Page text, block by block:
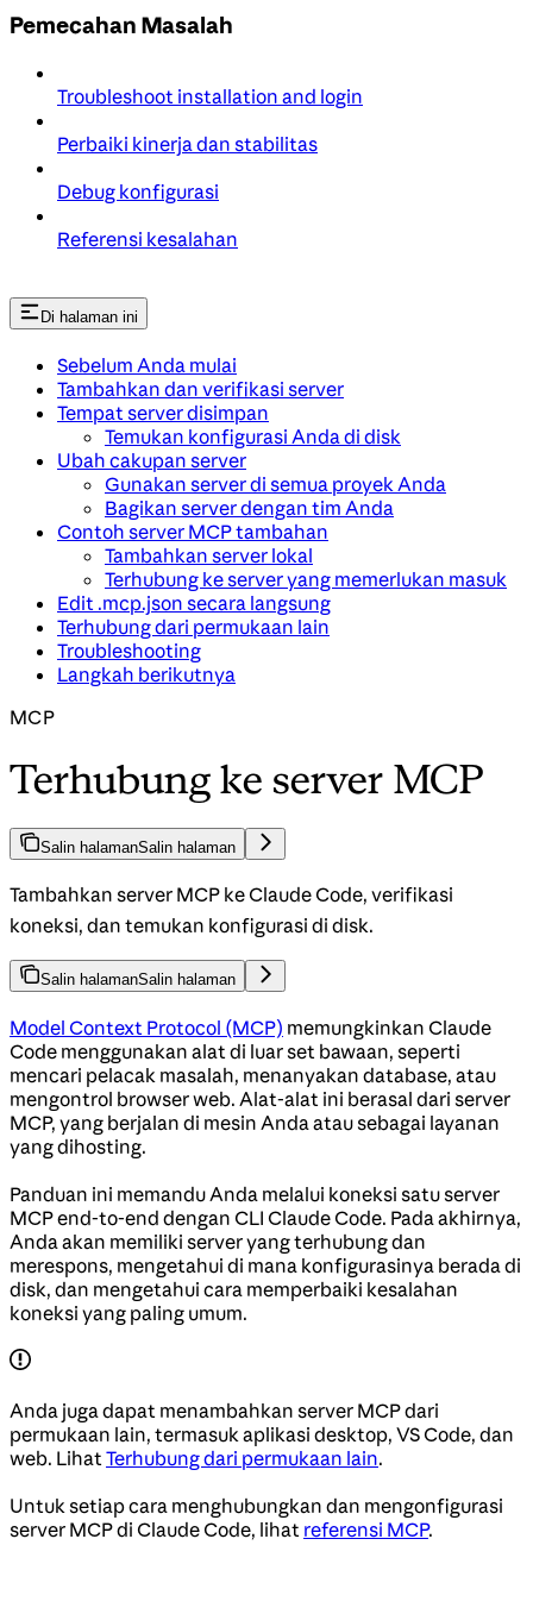
Pemecahan Masalah
Troubleshoot installation and login
Perbaiki kinerja dan stabilitas
Debug konfigurasi
Referensi kesalahan
Di halaman ini
Sebelum Anda mulai
Tambahkan dan verifikasi server
Tempat server disimpan
Temukan konfigurasi Anda di disk
Ubah cakupan server
Gunakan server di semua proyek Anda
Bagikan server dengan tim Anda
Contoh server MCP tambahan
Tambahkan server lokal
Terhubung ke server yang memerlukan masuk
Edit .mcp.json secara langsung
Terhubung dari permukaan lain
Troubleshooting
Langkah berikutnya
MCP
Terhubung ke server MCP
Salin halamanSalin halaman
Tambahkan server MCP ke Claude Code, verifikasi
koneksi, dan temukan konfigurasi di disk.
Salin halamanSalin halaman
Model Context Protocol (MCP) memungkinkan Claude
Code menggunakan alat di luar set bawaan, seperti
mencari pelacak masalah, menanyakan database, atau
mengontrol browser web. Alat-alat ini berasal dari server
MCP, yang berjalan di mesin Anda atau sebagai layanan
yang dihosting.
Panduan ini memandu Anda melalui koneksi satu server
MCP end-to-end dengan CLI Claude Code. Pada akhirnya,
Anda akan memiliki server yang terhubung dan
merespons, mengetahui di mana konfigurasinya berada di
disk, dan mengetahui cara memperbaiki kesalahan
koneksi yang paling umum.
Anda juga dapat menambahkan server MCP dari
permukaan lain, termasuk aplikasi desktop, VS Code, dan
web. LihatTerhubung dari permukaan lain.
Untuk setiap cara menghubungkan dan mengonfigurasi
server MCP di Claude Code, lihat referensi MCP.